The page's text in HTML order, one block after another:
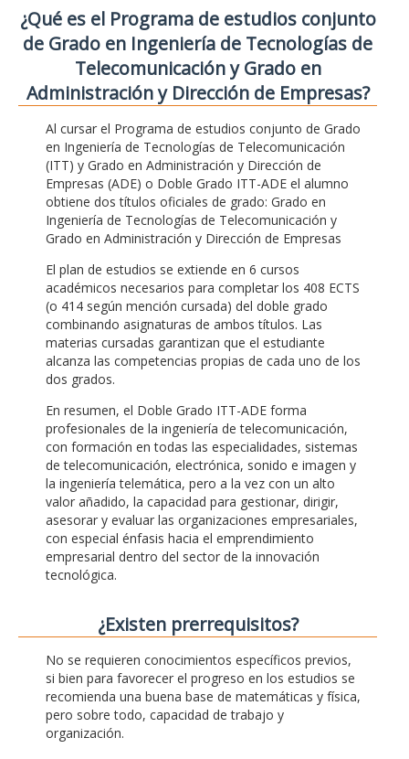
¿Qué es el Programa de estudios conjunto
de Grado en Ingeniería de Tecnologías de
Telecomunicación y Grado en
Administración y Dirección de Empresas?
Al cursar el Programa de estudios conjunto de Grado
en Ingeniería de Tecnologías de Telecomunicación
(ITT) y Grado en Administración y Dirección de
Empresas (ADE) o Doble Grado ITT-ADE el alumno
obtiene dos títulos oficiales de grado: Grado en
Ingeniería de Tecnologías de Telecomunicación y
Grado en Administración y Dirección de Empresas
El plan de estudios se extiende en 6 cursos
académicos necesarios para completar los 408 ECTS
(o 414 según mención cursada) del doble grado
combinando asignaturas de ambos títulos. Las
materias cursadas garantizan que el estudiante
alcanza las competencias propias de cada uno de los
dos grados.
En resumen, el Doble Grado ITT-ADE forma
profesionales de la ingeniería de telecomunicación,
con formación en todas las especialidades, sistemas
de telecomunicación, electrónica, sonido e imagen y
la ingeniería telemática, pero a la vez con un alto
valor añadido, la capacidad para gestionar, dirigir,
asesorar y evaluar las organizaciones empresariales,
con especial énfasis hacia el emprendimiento
empresarial dentro del sector de la innovación
tecnológica.
¿Existen prerrequisitos?
No se requieren conocimientos específicos previos,
si bien para favorecer el progreso en los estudios se
recomienda una buena base de matemáticas y física,
pero sobre todo, capacidad de trabajo y
organización.